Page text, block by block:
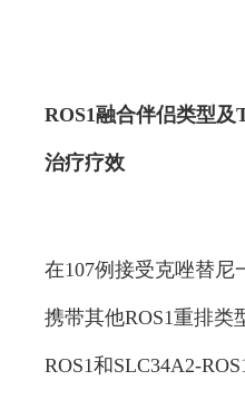
ROS1融合伴侣类型
治疗疗效
在107例接受克唑替
携带其他ROS1重排类
ROS1和SLC34A2-